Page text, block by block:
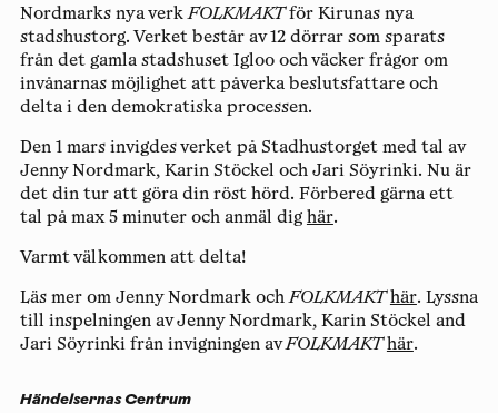
Nordmarks nya verkFOLKMAKTför Kirunas nya
stadshustorg. Verket består av 12 dörrar som sparats
från det gamla stadshuset Igloo och väcker frågor om
invånarnas möjlighet att påverka beslutsfattare och
delta i den demokratiska processen.
Den 1 mars invigdes verket på Stadhustorget med tal av
Jenny Nordmark, Karin Stöckel och Jari Söyrinki. Nu är
det din tur att göra din röst hörd. Förbered gärna ett
tal på max 5 minuter och anmäl dig här.
Varmt välkommen att delta!
Läs mer om Jenny Nordmark ochFOLKMAKT här. Lyssna
till inspelningen av Jenny Nordmark, Karin Stöckel and
Jari Söyrinki från invigningen avFOLKMAKT här.
Händelsernas Centrum